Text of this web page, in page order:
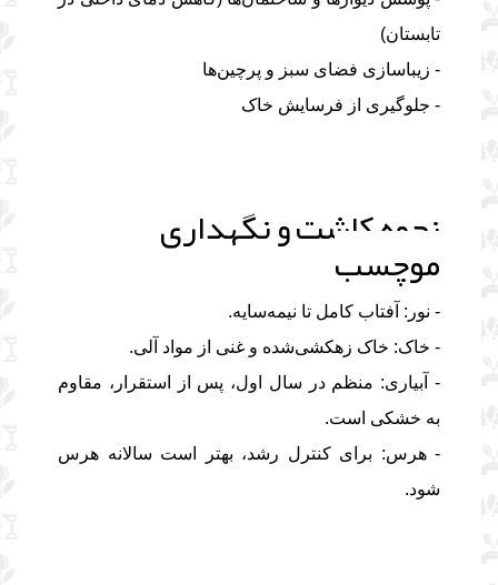
تابستان)
- زیباسازی فضای سبز و پرچین‌ها
- جلوگیری از فرسایش خاک
نحوه کاشت و نگهداری
موچسب
- نور: آفتاب کامل تا نیمه‌سایه.
- خاک: خاک زهکشی‌شده و غنی از مواد آلی.
- آبیاری: منظم در سال اول، پس از استقرار، مقاوم
به خشکی است.
- هرس: برای کنترل رشد، بهتر است سالانه هرس
شود.